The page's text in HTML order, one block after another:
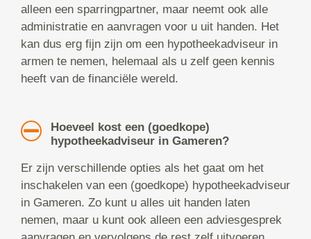
alleen een sparringpartner, maar neemt ook alle
administratie en aanvragen voor u uit handen. Het
kan dus erg fijn zijn om een hypotheekadviseur in
armen te nemen, helemaal als u zelf geen kennis
heeft van de financiële wereld.
Hoeveel kost een (goedkope)
hypotheekadviseur in Gameren?
Er zijn verschillende opties als het gaat om het
inschakelen van een (goedkope) hypotheekadviseur
in Gameren. Zo kunt u alles uit handen laten
nemen, maar u kunt ook alleen een adviesgesprek